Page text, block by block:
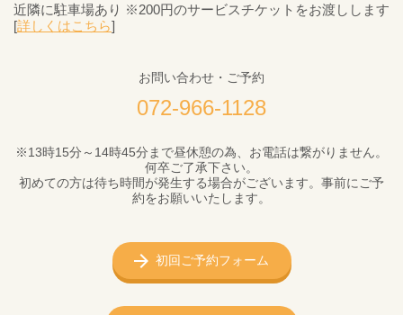
近隣に駐車場あり ※200円のサービスチケットをお渡しします
[詳しくはこちら]
お問い合わせ・ご予約
072-966-1128
※13時15分～14時45分まで昼休憩の為、お電話は繋がりません。
何卒ご了承下さい。
初めての方は待ち時間が発生する場合がございます。事前にご予
約をお願いいたします。
初回ご予約フォーム